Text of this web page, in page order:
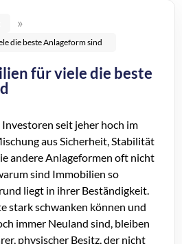
»
die beste Anlageform sind
für viele die beste
seit jeher hoch im
aus Sicherheit, Stabilität
andere Anlageformen oft nicht
sind Immobilien so
liegt in ihrer Beständigkeit.
stark schwanken können und
immer Neuland sind, bleiben
physischer Besitz, der nicht